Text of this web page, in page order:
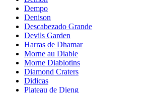
Dempo
Denison
Descabezado Grande
Devils Garden
Harras de Dhamar
Morne au Diable
Morne Diablotins
Diamond Craters
Didicas
Plateau de Dieng